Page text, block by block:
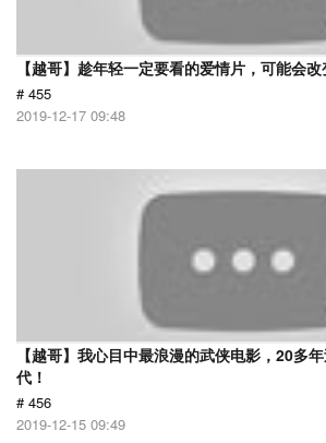
【越哥】趁年轻一定要看的爱情片，可能会改
# 455
2019-12-17 09:48
【越哥】我心目中最浪漫的武侠电影，20多
代！
# 456
2019-12-15 09:49